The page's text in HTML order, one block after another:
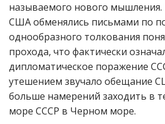
называемого нового мышления.
США обменялись письмами по
однообразного толкования
прохода, что фактически
дипломатическое поражение
утешением звучало обещание
больше намерений заходить в
море СССР в Черном море.